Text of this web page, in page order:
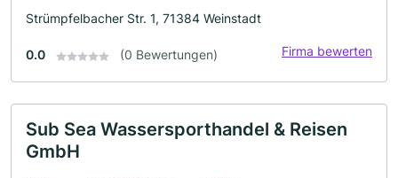
Strümpfelbacher Str. 1, 71384 Weinstadt
0.0 (0 Bewertungen) Firma bewerten
Sub Sea Wassersporthandel & Reisen
GmbH